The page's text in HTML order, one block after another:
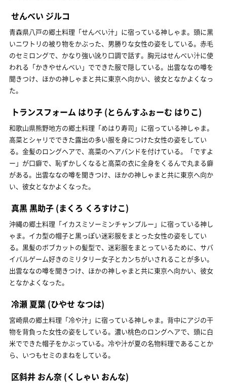
せんべい ジルコ
青森県八戸の郷土料理「せんべい汁」に宿っている神しゃま。頭に黒
いニワトリの被り物をかぶった、男勝りな女性の姿をしている。赤毛
のセミロングで、かなり強い訛り口調で話す。胸元はせんべい汁に使
われる「かきやせんべい」でできた服で隠している。出雲ななの噂を
聞きつけ、ほかの神しゃまと共に東京へ向かい、彼女となかよくなっ
た。
トランスフォーム はり子 (とらんすふぉーむ はりこ)
和歌山県熊野地方の郷土料理「めはり寿司」に宿っている神しゃま。
高菜とシャリでできた露出の多い服を身につけた女性の姿をしてい
る。金髪のロングヘアで、高菜のヘアバンドを付けている。「ですよ
ー」が口癖で、恥ずかしくなると高菜の衣に全身をくるんで丸まる癖
がある。出雲ななの噂を聞きつけ、ほかの神しゃまと共に東京へ向か
い、彼女となかよくなった。
真黒 黒助子 (まくろ くろすけこ)
沖縄の郷土料理「イカスミソーミンチャンプルー」に宿っている神し
ゃま。イカ型の帽子と黒っぽい迷彩服をまとった女性の姿をしてい
る。黒髪のボブカットの髪型で、迷彩服をまとっているために、サバ
イバルゲーム好きのミリタリー女子とカンちがいされることが多い。
出雲ななの噂を聞きつけ、ほかの神しゃまと共に東京へ向かい、彼女
となかよくなった。
冷瀬 夏葉 (ひやせ なつは)
宮崎県の郷土料理「冷や汁」に宿っている神しゃま。背中にアジの干
物を背負った女性の姿をしている。濃い桃色のロングヘアで、頭に白
米でできた帽子をかぶっている。冷や汁が夏の名物料理であることか
ら、いつもセミのまねをしている。
区斜井 おん奈 (くしゃい おんな)